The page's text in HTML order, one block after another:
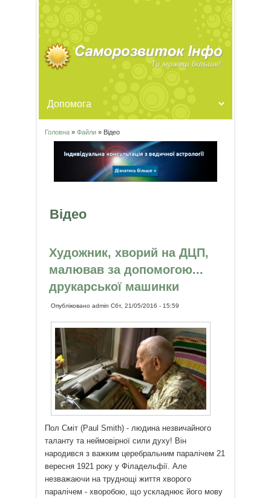
Ви є тут
Головна» Файли» Відео
Відео
Художник, хворий на ДЦП,
малював за допомогою...
друкарської машинки
Опублікованоadmin Сбт, 21/05/2016 - 15:59
Пол Сміт (Paul Smith) - людина незвичайного
таланту та неймовірної сили духу! Він
народився з важким церебральним паралічем 21
вересня 1921 року у Філадельфії. Але
незважаючи на труднощі життя хворого
паралічем - хворобою, що ускладнює його мову